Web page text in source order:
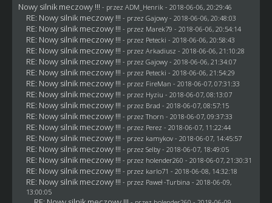
Nowy silnik meczowy !!! - przez ADM_Henrik - 2018-06-06, 20:29:46
RE: Nowy silnik meczowy !!! - przez Gajowy- 2018-06-06, 20:48:03
RE: Nowy silnik meczowy !!! - przez Marek79 - 2018-06-06, 20:54:14
RE: Nowy silnik meczowy !!! - przez Petecki - 2018-06-06, 20:58:43
RE: Nowy silnik meczowy !!! - przez Arkadiusz - 2018-06-06, 21:10:28
RE: Nowy silnik meczowy !!! - przez Gajowy- 2018-06-06, 21:34:07
RE: Nowy silnik meczowy !!! - przez Petecki - 2018-06-06, 21:54:29
RE: Nowy silnik meczowy !!! - przez FireMan - 2018-06-07, 07:31:33
RE: Nowy silnik meczowy !!! - przez Hyziu - 2018-06-07, 08:13:07
RE: Nowy silnik meczowy !!! - przez Brad - 2018-06-07, 08:57:15
RE: Nowy silnik meczowy !!! - przezThorn - 2018-06-07, 09:37:33
RE: Nowy silnik meczowy !!! - przez Perez - 2018-06-07, 11:22:44
RE: Nowy silnik meczowy !!! - przez kamykov- 2018-06-07, 14:45:57
RE: Nowy silnik meczowy !!! - przez Selby- 2018-06-07, 18:49:05
RE: Nowy silnik meczowy !!! - przez holender260 - 2018-06-07, 21:30:31
RE: Nowy silnik meczowy !!! - przez karlo71 - 2018-06-08, 14:32:18
RE: Nowy silnik meczowy !!! - przez Paweł -Turbina - 2018-06-09,
13:00:05